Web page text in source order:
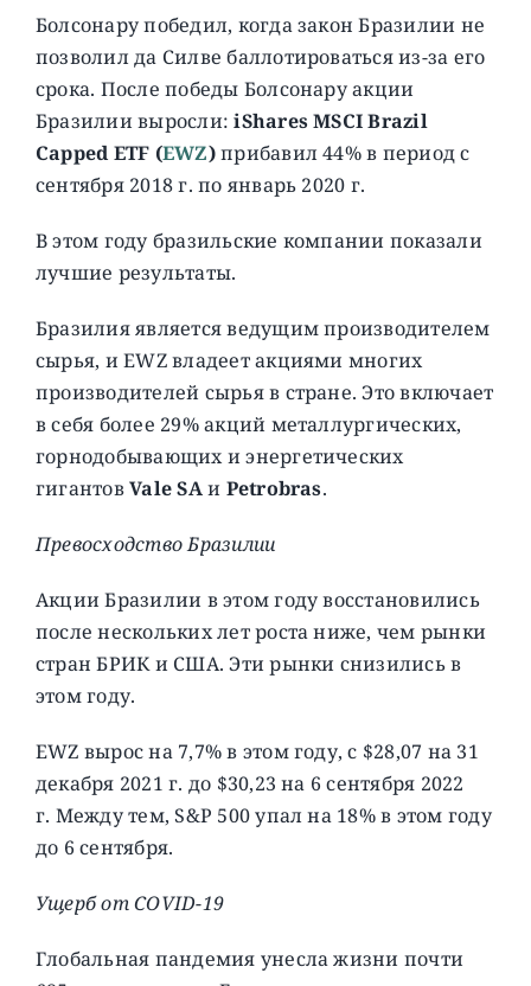
Болсонару победил, когда закон Бразилии не
позволил да Силве баллотироваться из-за его
срока. После победы Болсонару акции
Бразилии выросли:iShares MSCI Brazil
Capped ETF (EWZ)прибавил 44% в период с
сентября 2018 г. по январь 2020 г.
В этом году бразильские компании показали
лучшие результаты.
Бразилия является ведущим производителем
сырья, и EWZ владеет акциями многих
производителей сырья в стране. Это включает
в себя более 29% акций металлургических,
горнодобывающих и энергетических
гигантовVale SAи Petrobras.
Превосходство Бразилии
Акции Бразилии в этом году восстановились
после нескольких лет роста ниже, чем рынки
стран БРИК и США. Эти рынки снизились в
этом году.
EWZ вырос на 7,7% в этом году, с $28,07 на 31
декабря 2021 г. до $30,23 на 6 сентября 2022
г. Между тем, S&P 500 упал на 18% в этом году
до 6 сентября.
Ущерб от COVID-19
Глобальная пандемия унесла жизни почти